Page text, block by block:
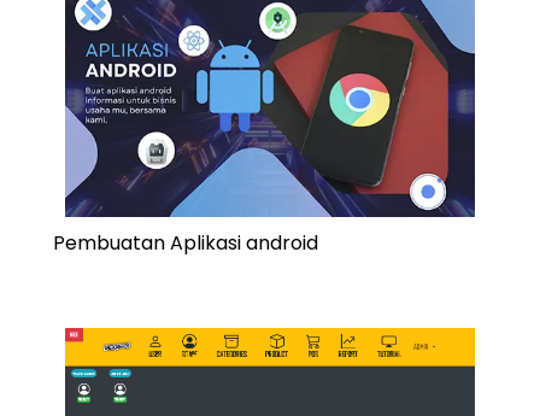
Pembuatan Aplikasi android